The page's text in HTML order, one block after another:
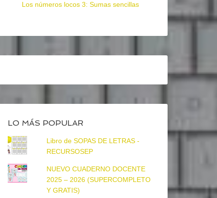
Los números locos 3: Sumas sencillas
LO MÁS POPULAR
Libro de SOPAS DE LETRAS -
RECURSOSEP
NUEVO CUADERNO DOCENTE
2025 – 2026 (SUPERCOMPLETO
Y GRATIS)